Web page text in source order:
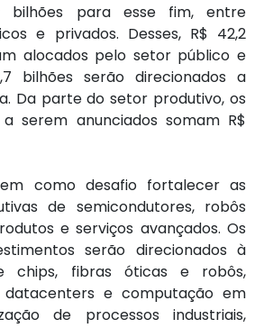
bilhões para esse fim, entre
e privados. Desses, R$ 42,2
alocados pelo setor público e
bilhões serão direcionados a
Da parte do setor produtivo, os
serem anunciados somam R$
como desafio fortalecer as
de semicondutores, robôs
e serviços avançados. Os
serão direcionados à
chips, fibras óticas e robôs,
datacenters e computação em
de processos industriais,